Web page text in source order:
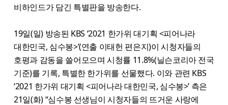
비하인드가 담긴 특별판을 방송한다.
19일(일) 방송된 KBS ‘2021 한가위 대기획 <피어나라
대한민국, 심수봉>’(연출 이태헌 편은지)이 시청자들의
호평과 감동을 쓸어모으며 시청률 11.8%(닐슨코리아 전국
기준)를 기록, 특별한 한가위를 선물했다. 이와 관련 KBS
‘2021 한가위 대기획 <피어나라 대한민국, 심수봉>’ 측은
21일(화) “심수봉 선생님이 시청자들의 뜨거운 사랑에